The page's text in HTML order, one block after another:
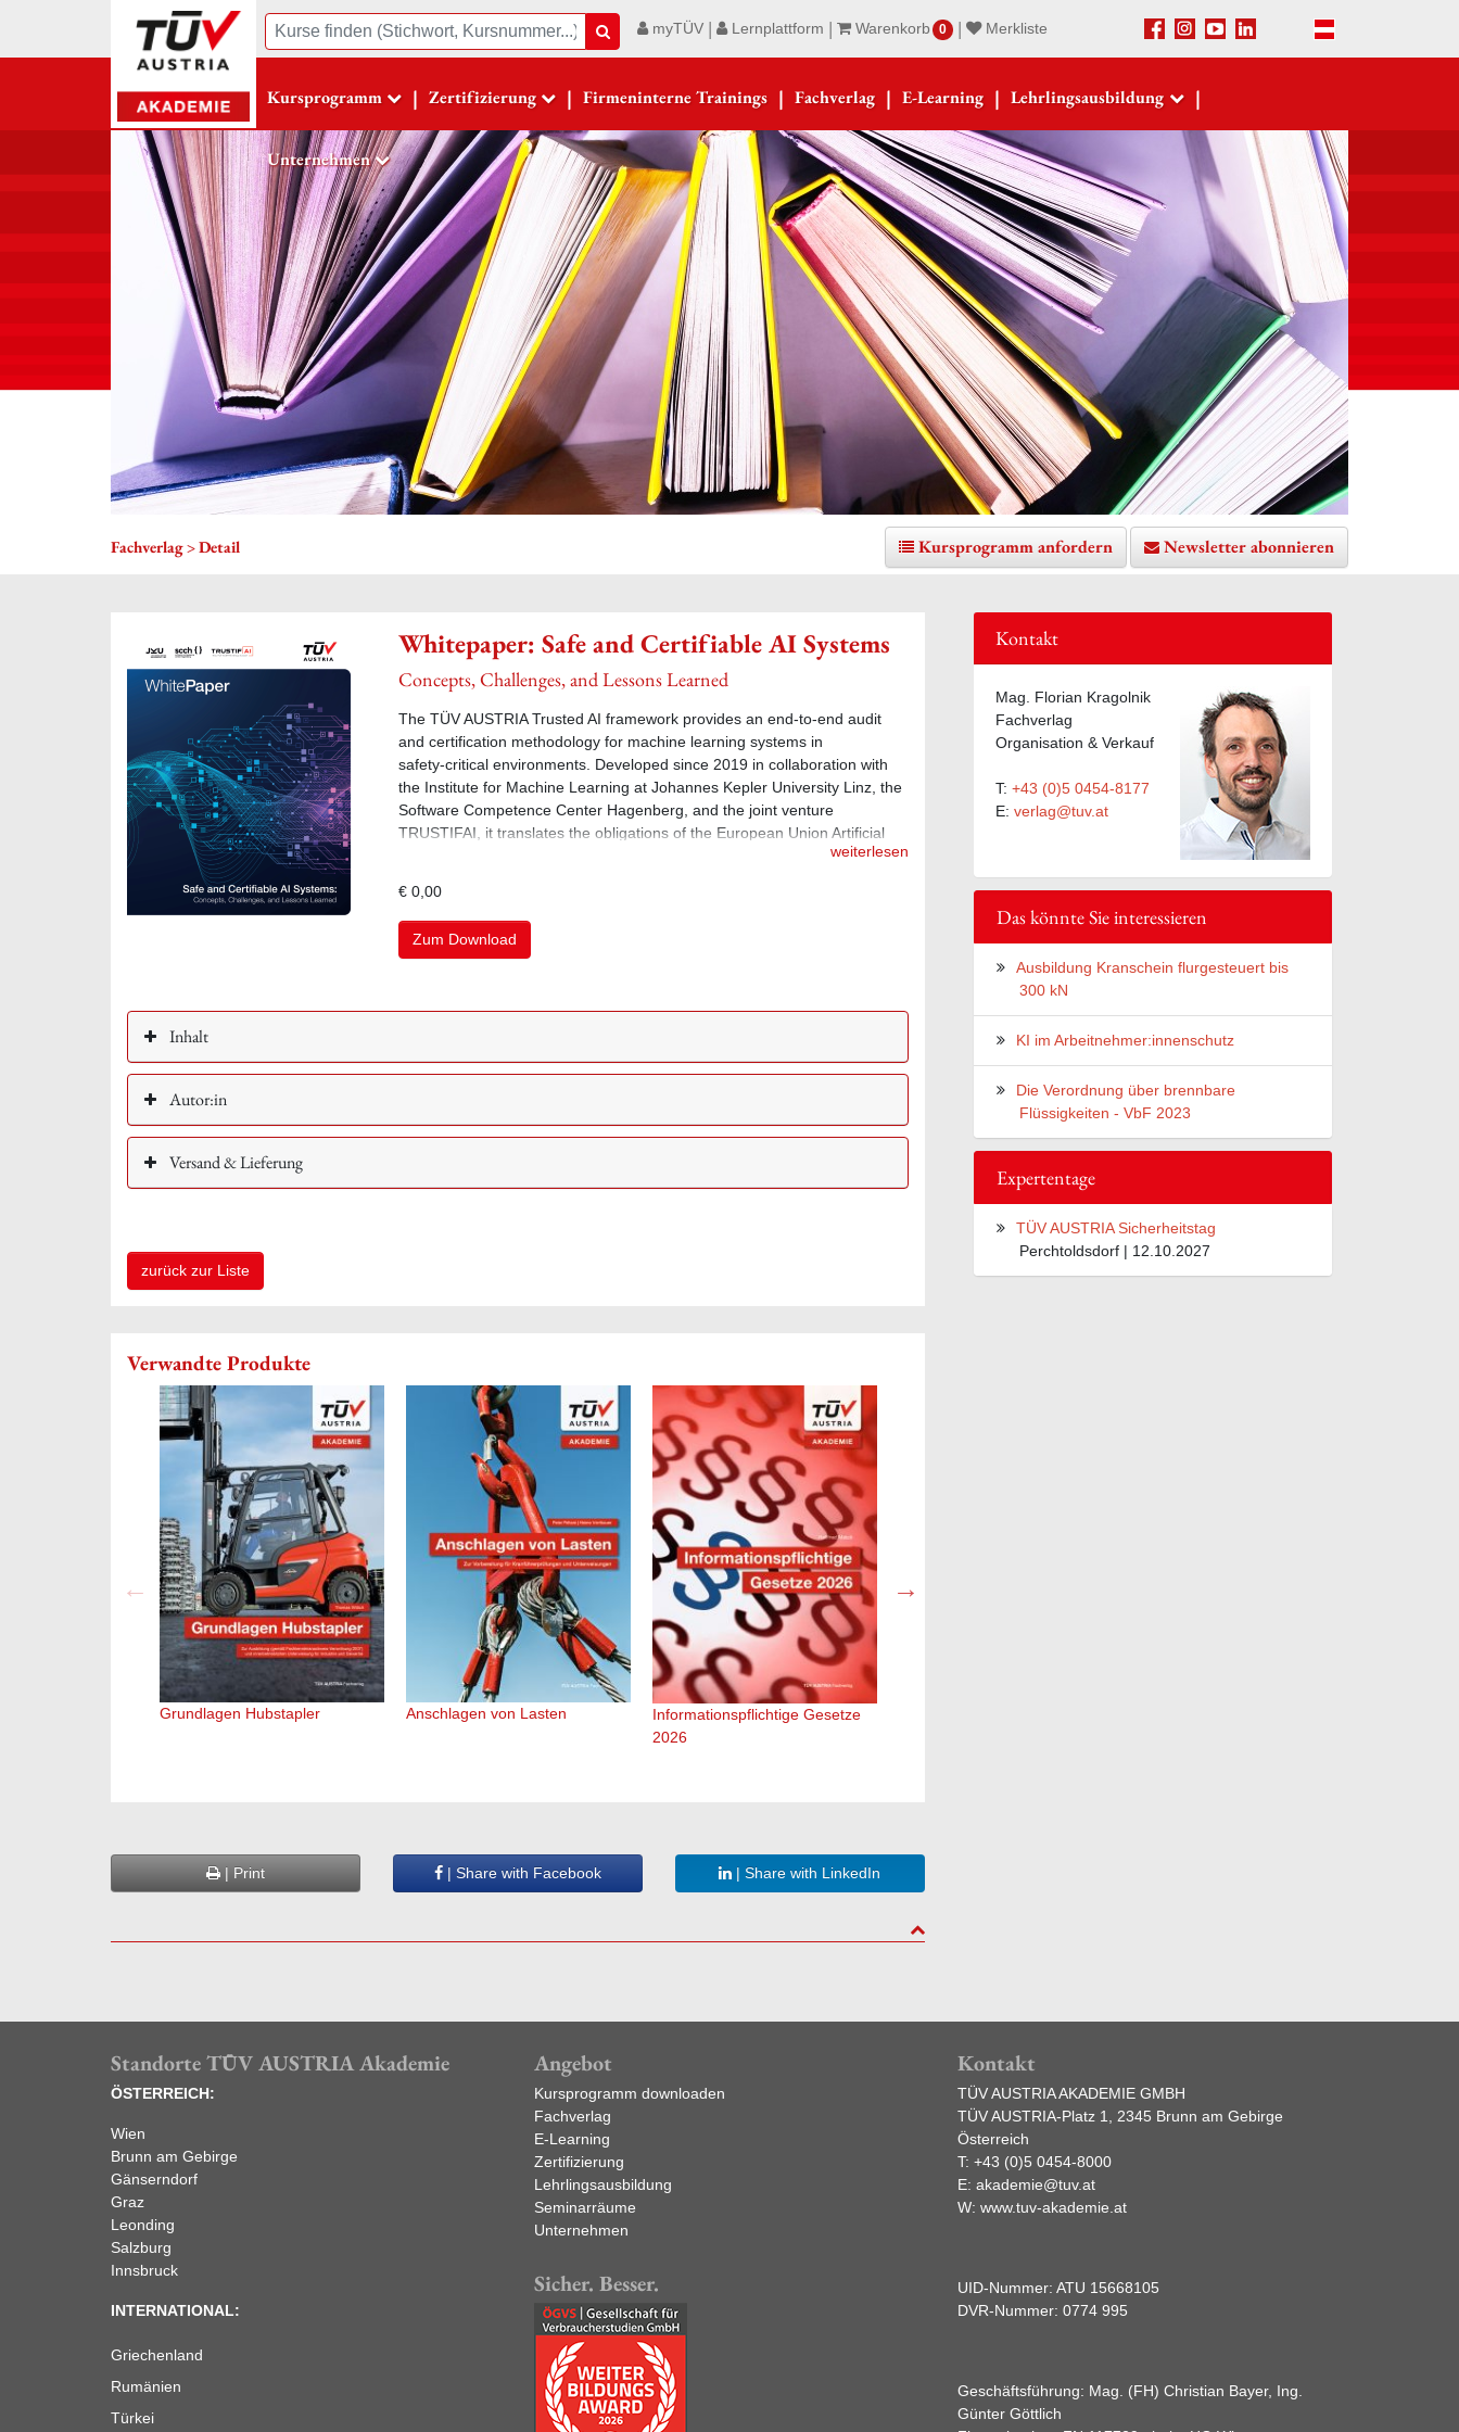
Suche SuchemyTÜV | Lernplattform | Warenkorb 0 | Merkliste Facebook
Instagram
YoutubeLinkedIn Deutsch
Kursprogramm | Zertifizierung | Firmeninterne Trainings | Fachverlag | E-Learning | Lehrlingsausbildung |
Unternehmen
Fachverlag Detail Kursprogramm anfordern Newsletter abonnieren
Whitepaper: Safe and Certifiable AI Systems
Concepts, Challenges, and Lessons Learned
The TÜV AUSTRIA Trusted AI framework provides an end‑to‑end audit
and certification methodology for machine learning systems in
safety‑critical environments. Developed since 2019 in collaboration with
the Institute for Machine Learning at Johannes Kepler University Linz, the
Software Competence Center Hagenberg, and the joint venture
TRUSTIFAI, it translates the obligations of the European Union Artificial
weiterlesen
€ 0,00
Zum Download
Inhalt
Autor:in
Versand & Lieferung
zurück zur Liste
Verwandte Produkte
Grundlagen Hubstapler Anschlagen von Lasten
Informationspflichtige Gesetze
2026
| Print | Share with Facebook | Share with LinkedIn
to top
Kontakt
Mag. Florian Kragolnik
Fachverlag
Organisation & Verkauf
T: +43 (0)5 0454-8177
E: verlag@tuv.at
Das könnte Sie interessieren
Ausbildung Kranschein flurgesteuert bis
300 kN
KI im Arbeitnehmer:innenschutz
Die Verordnung über brennbare
Flüssigkeiten - VbF 2023
Expertentage
TÜV AUSTRIA Sicherheitstag
Perchtoldsdorf | 12.10.2027
Standorte TÜV AUSTRIA Akademie
ÖSTERREICH:
Wien
Brunn am Gebirge
Gänserndorf
Graz
Leonding
Salzburg
Innsbruck
INTERNATIONAL:
Griechenland
Rumänien
Türkei
Angebot
Kursprogramm downloaden
Fachverlag
E-Learning
Zertifizierung
Lehrlingsausbildung
Seminarräume
Unternehmen
Sicher. Besser.
Kontakt
TÜV AUSTRIA AKADEMIE GMBH
TÜV AUSTRIA-Platz 1, 2345 Brunn am Gebirge
Österreich
T: +43 (0)5 0454-8000
E: akademie@tuv.at
W: www.tuv-akademie.at
UID-Nummer: ATU 15668105
DVR-Nummer: 0774 995
Geschäftsführung: Mag. (FH) Christian Bayer, Ing.
Günter Göttlich